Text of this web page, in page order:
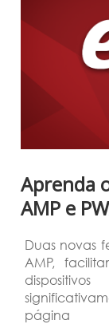
Aprenda
AMP e
Duas novas
AMP,
página